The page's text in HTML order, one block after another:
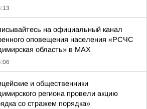
на официальный канал
оповещения населения «РСЧС
область» в МАХ
и общественники
региона провели акцию
со стражем порядка»